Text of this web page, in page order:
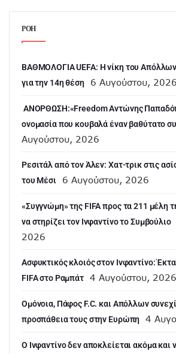
ΡΟΗ
ΒΑΘΜΟΛΟΓΙΑ UEFA: Η νίκη του
για την 14η θέση
6 Αυγούστου, 2026
ANOΡΘΩΣΗ:«Freedom Αντώνης
ονομασία που κουβαλά έναν βαθύτατο
Αυγούστου, 2026
Ρεσιτάλ από τον Άλεν: Χατ-τρικ στις
του Μέσι
6 Αυγούστου, 2026
«Συγγνώμη» της FIFA προς τα 211 μέλη
να στηρίζει τον Ινφαντίνο το Συμβούλιο
2026
Ασφυκτικός κλοιός στον Ινφαντίνο:
FIFA στο Ραμπάτ
4 Αυγούστου, 2026
Ομόνοια, Πάφος F.C. και Απόλλων
προσπάθεια τους στην Ευρώπη
4
Ο Ινφαντίνο δεν αποκλείεται ακόμα και